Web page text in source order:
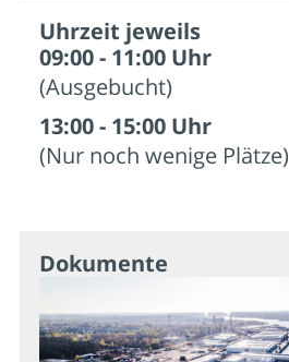
Uhrzeit jeweils
09:00 - 11:00 Uhr
(Ausgebucht)
13:00 - 15:00 Uhr
(Nur noch wenige Plätze)
Dokumente